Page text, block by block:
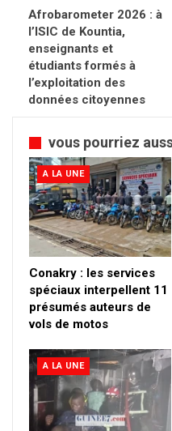
Afrobarometer 2026 : à
l’ISIC de Kountia,
enseignants et
étudiants formés à
l’exploitation des
données citoyennes
vous pourriez
A LA UNE
Conakry : les services
spéciaux interpellent 11
présumés auteurs de
vols de motos
A LA UNE